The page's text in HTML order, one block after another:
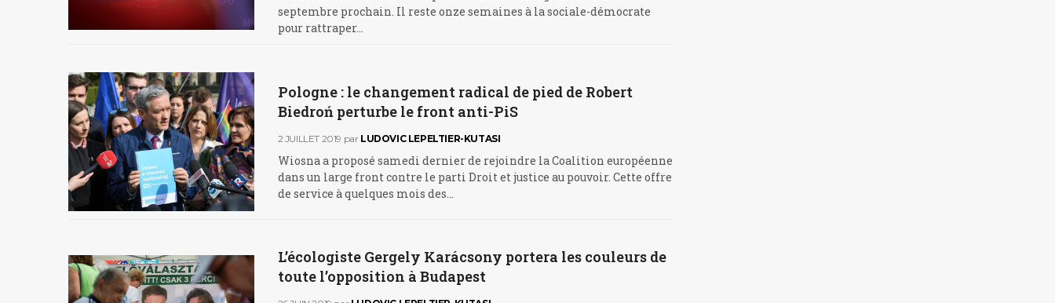
septembre prochain. Il reste onze semaines à la sociale-démocrate
pour rattraper…
Pologne : le changement radical de pied de Robert
Biedroń perturbe le front anti-PiS
2 JUILLET 2019 par LUDOVIC LEPELTIER-KUTASI
Wiosna a proposé samedi dernier de rejoindre la Coalition européenne
dans un large front contre le parti Droit et justice au pouvoir. Cette offre
de service à quelques mois des…
L’écologiste Gergely Karácsony portera les couleurs de
toute l’opposition à Budapest